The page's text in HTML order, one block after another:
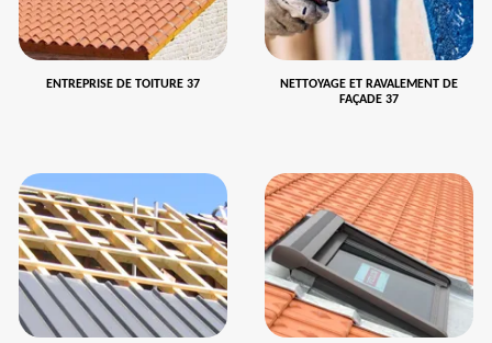
ENTREPRISE DE TOITURE 37
NETTOYAGE ET RAVALEMENT DE
FAÇADE 37